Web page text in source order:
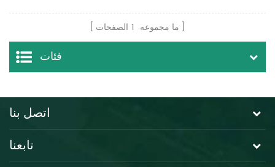
ما مجموعه 1 الصفحات
فئات
اتصل بنا
تابعنا